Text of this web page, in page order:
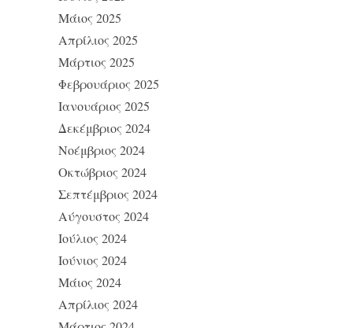
Μάιος 2025
Απρίλιος 2025
Μάρτιος 2025
Φεβρουάριος 2025
Ιανουάριος 2025
Δεκέμβριος 2024
Νοέμβριος 2024
Οκτώβριος 2024
Σεπτέμβριος 2024
Αύγουστος 2024
Ιούλιος 2024
Ιούνιος 2024
Μάιος 2024
Απρίλιος 2024